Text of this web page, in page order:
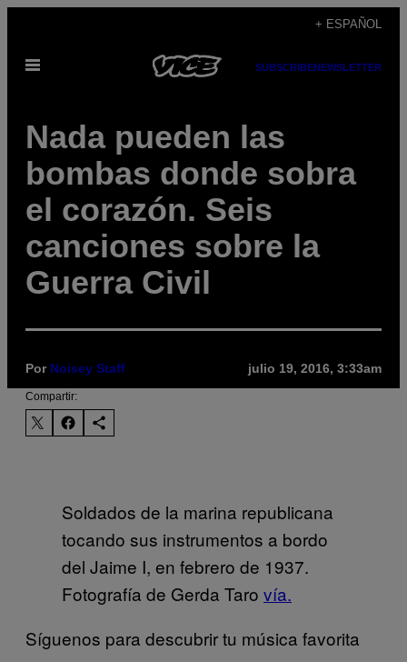
contenido
+ ESPAÑOL
Abrir
SUBSCRIBENEWSLETTER
Nada pueden las
bombas donde sobra
el corazón. Seis
canciones sobre la
Guerra Civil
Por Noisey Staff julio 19, 2016, 3:33am
Compartir:
Soldados de la marina republicana
tocando sus instrumentos a bordo
del Jaime I, en febrero de 1937.
Fotografía de Gerda Taro vía.
Síguenos para descubrir tu música favorita